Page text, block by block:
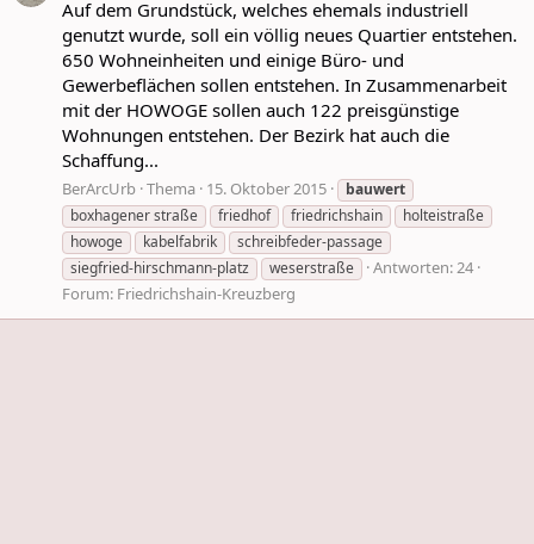
Auf dem Grundstück, welches ehemals industriell
genutzt wurde, soll ein völlig neues Quartier entstehen.
650 Wohneinheiten und einige Büro- und
Gewerbeflächen sollen entstehen. In Zusammenarbeit
mit der HOWOGE sollen auch 122 preisgünstige
Wohnungen entstehen. Der Bezirk hat auch die
Schaffung...
BerArcUrb Thema 15. Oktober 2015
bauwert
boxhagener straße
friedhof friedrichshain
holteistraße
howoge
kabelfabrik
schreibfeder-passage
siegfried-hirschmann-platz
weserstraße
Antworten: 24
Forum: Friedrichshain-Kreuzberg